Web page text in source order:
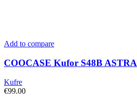
Add to compare
COOCASE Kufor S48B ASTRA
Kufre
€99.00